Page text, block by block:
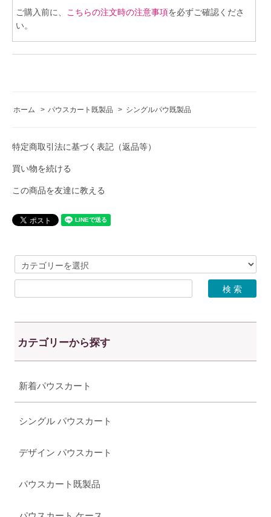
ご購入前に、
こちらの注文時の注意事項を必ずご確認くださ
い。
ホーム > パウスカート既製品 > シングルパウ既製品
特定商取引法に基づく表記（返品等）
買い物を続ける
この商品を友達に教える
カテゴリーから探す
新着パウスカート
シングル パウスカート
デザイン パウスカート
パウスカート既製品